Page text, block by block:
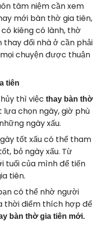
tâm niệm cần xem
mới bàn thờ gia tiên,
kiêng có lành, thờ
đổi nhà ở cần phải
chuyện được thuận
tiên
thì việc thay bàn thờ
chọn ngày, giờ phù
ngày xấu.
tốt xấu có thể tham
bỏ ngày xấu. Từ
tuổi của mình để tiến
tiên.
có thể nhờ người
thời điểm thích hợp để
bàn thờ gia tiên mới.